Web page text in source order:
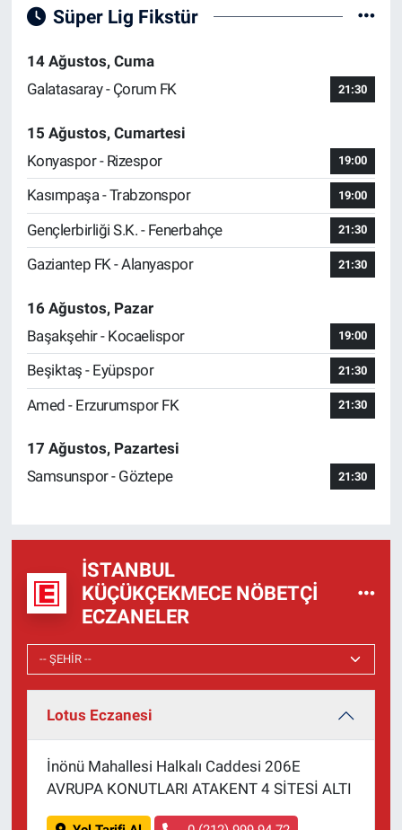
Süper Lig Fikstür
14 Ağustos, Cuma
Galatasaray - Çorum FK
21:30
15 Ağustos, Cumartesi
Konyaspor - Rizespor
19:00
Kasımpaşa - Trabzonspor 19:00
Gençlerbirliği S.K. - Fenerbahçe 21:30
Gaziantep FK - Alanyaspor 21:30
16 Ağustos, Pazar
Başakşehir - Kocaelispor
19:00
Beşiktaş - Eyüpspor 21:30
Amed - Erzurumspor FK 21:30
17 Ağustos, Pazartesi
Samsunspor - Göztepe
21:30
İSTANBUL
KÜÇÜKÇEKMECE NÖBETÇI
ECZANELER
Lotus Eczanesi
İnönü Mahallesi Halkalı Caddesi 206E
AVRUPA KONUTLARI ATAKENT 4 SİTESİ ALTI